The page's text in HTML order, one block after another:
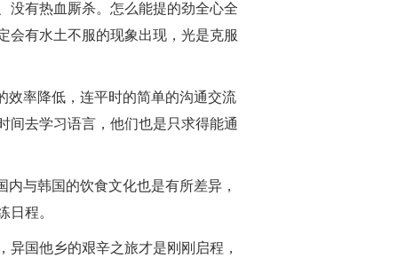
没有热血厮杀。怎么能提的劲全心全
会有水土不服的现象出现，光是克服
效率降低，连平时的简单的沟通交流
间去学习语言，他们也是只求得能通
与韩国的饮食文化也是有所差异，
日程。
国他乡的艰辛之旅才是刚刚启程，